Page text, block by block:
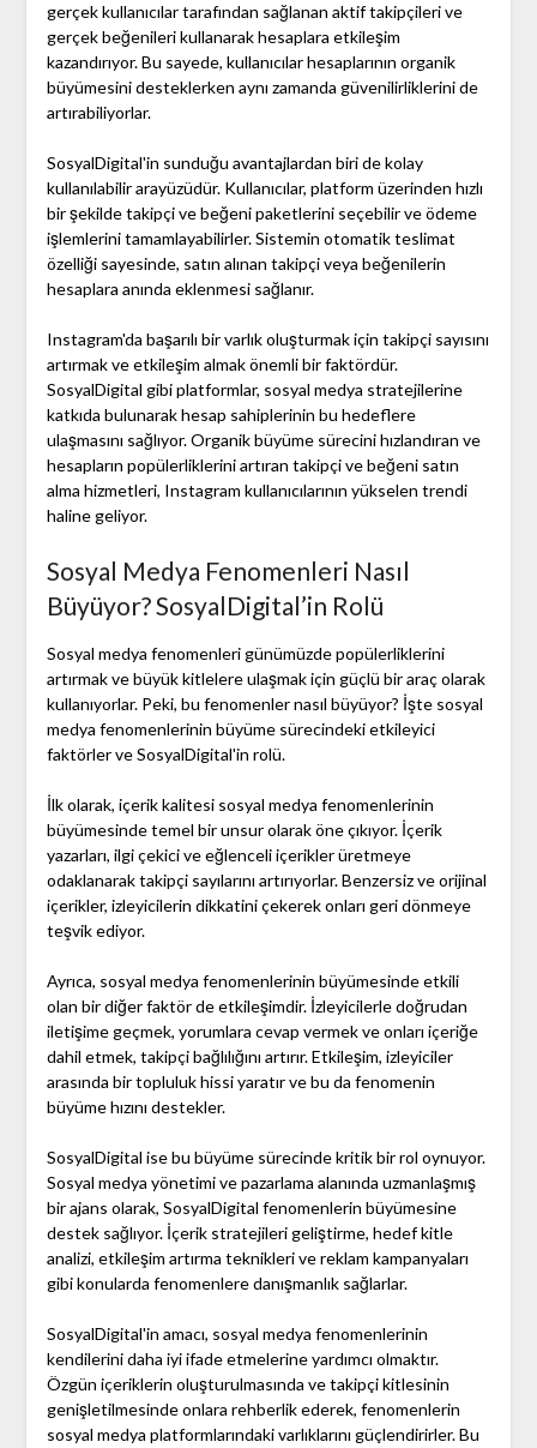
gerçek kullanıcılar tarafından sağlanan aktif takipçileri ve
gerçek beğenileri kullanarak hesaplara etkileşim
kazandırıyor. Bu sayede, kullanıcılar hesaplarının organik
büyümesini desteklerken aynı zamanda güvenilirliklerini de
artırabiliyorlar.
SosyalDigital'in sunduğu avantajlardan biri de kolay
kullanılabilir arayüzüdür. Kullanıcılar, platform üzerinden hızlı
bir şekilde takipçi ve beğeni paketlerini seçebilir ve ödeme
işlemlerini tamamlayabilirler. Sistemin otomatik teslimat
özelliği sayesinde, satın alınan takipçi veya beğenilerin
hesaplara anında eklenmesi sağlanır.
Instagram'da başarılı bir varlık oluşturmak için takipçi sayısını
artırmak ve etkileşim almak önemli bir faktördür.
SosyalDigital gibi platformlar, sosyal medya stratejilerine
katkıda bulunarak hesap sahiplerinin bu hedeflere
ulaşmasını sağlıyor. Organik büyüme sürecini hızlandıran ve
hesapların popülerliklerini artıran takipçi ve beğeni satın
alma hizmetleri, Instagram kullanıcılarının yükselen trendi
haline geliyor.
Sosyal Medya Fenomenleri Nasıl
Büyüyor? SosyalDigital’in Rolü
Sosyal medya fenomenleri günümüzde popülerliklerini
artırmak ve büyük kitlelere ulaşmak için güçlü bir araç olarak
kullanıyorlar. Peki, bu fenomenler nasıl büyüyor? İşte sosyal
medya fenomenlerinin büyüme sürecindeki etkileyici
faktörler ve SosyalDigital'in rolü.
İlk olarak, içerik kalitesi sosyal medya fenomenlerinin
büyümesinde temel bir unsur olarak öne çıkıyor. İçerik
yazarları, ilgi çekici ve eğlenceli içerikler üretmeye
odaklanarak takipçi sayılarını artırıyorlar. Benzersiz ve orijinal
içerikler, izleyicilerin dikkatini çekerek onları geri dönmeye
teşvik ediyor.
Ayrıca, sosyal medya fenomenlerinin büyümesinde etkili
olan bir diğer faktör de etkileşimdir. İzleyicilerle doğrudan
iletişime geçmek, yorumlara cevap vermek ve onları içeriğe
dahil etmek, takipçi bağlılığını artırır. Etkileşim, izleyiciler
arasında bir topluluk hissi yaratır ve bu da fenomenin
büyüme hızını destekler.
SosyalDigital ise bu büyüme sürecinde kritik bir rol oynuyor.
Sosyal medya yönetimi ve pazarlama alanında uzmanlaşmış
bir ajans olarak, SosyalDigital fenomenlerin büyümesine
destek sağlıyor. İçerik stratejileri geliştirme, hedef kitle
analizi, etkileşim artırma teknikleri ve reklam kampanyaları
gibi konularda fenomenlere danışmanlık sağlarlar.
SosyalDigital'in amacı, sosyal medya fenomenlerinin
kendilerini daha iyi ifade etmelerine yardımcı olmaktır.
Özgün içeriklerin oluşturulmasında ve takipçi kitlesinin
genişletilmesinde onlara rehberlik ederek, fenomenlerin
sosyal medya platformlarındaki varlıklarını güçlendirirler. Bu